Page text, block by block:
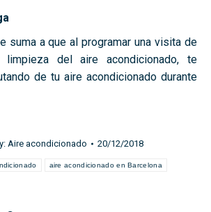
suma a que al programar una visita de
limpieza del aire acondicionado, te
de tu aire acondicionado durante
Aire acondicionado 20/12/2018
aire acondicionado en Barcelona